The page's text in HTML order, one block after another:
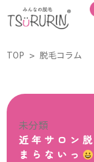
TOP 脱毛コラム
未分類
近年サロン
まらないっ